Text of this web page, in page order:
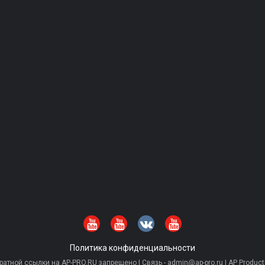
Политика конфиденциальности
ссылки на AP-PRO.RU запрещено | Связь - admin@ap-pro.ru | AP